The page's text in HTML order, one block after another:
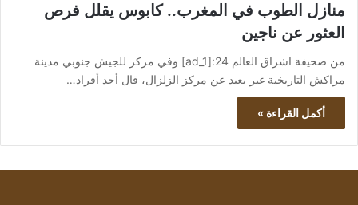
منازل الطوب في المغرب.. كابوس يقلل فرص
العثور عن ناجين
من صحيفة اشراق العالم 24:[ad_1] وفي مركز للجيش جنوبي مدينة
مراكش التاريخية غير بعيد عن مركز الزلزال، قال أحد أفراد…
أكمل القراءة »